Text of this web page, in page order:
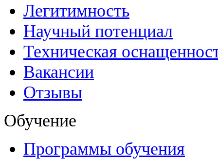
Легитимность
Научный потенциал
Техническая
Вакансии
Отзывы
Обучение
Программы обучения